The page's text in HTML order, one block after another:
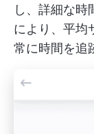
し、詳細な時
により、平均
常に時間を追